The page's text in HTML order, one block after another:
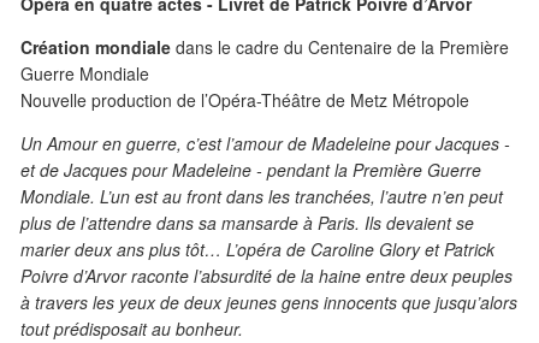
Création mondiale dans le cadre du Centenaire de la Première
Guerre Mondiale
Nouvelle production de l’Opéra-Théâtre de Metz Métropole
Un Amour en guerre, c’est l’amour de Madeleine pour Jacques -
et de Jacques pour Madeleine - pendant la Première Guerre
Mondiale. L’un est au front dans les tranchées, l’autre n’en peut
plus de l’attendre dans sa mansarde à Paris. Ils devaient se
marier deux ans plus tôt… L’opéra de Caroline Glory et Patrick
Poivre d’Arvor raconte l’absurdité de la haine entre deux peuples
à travers les yeux de deux jeunes gens innocents que jusqu’alors
tout prédisposait au bonheur.